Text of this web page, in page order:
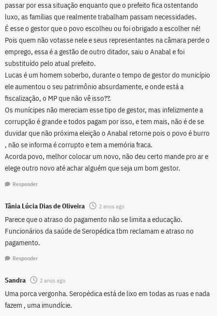
passar por essa situação enquanto que o prefeito fica ostentando
luxo, as famílias que realmente trabalham passam necessidades.
É esse o gestor que o povo escolheu ou foi obrigado a escolher né!
Pois quem não votasse nele e seus representantes na câmara perde o
emprego, essa é a gestão de outro ditador, saiu o Anabal e foi
substituído pelo atual prefeito.
Lucas é um homem soberbo, durante o tempo de gestor do município
ele aumentou o seu patrimônio absurdamente, e onde está a
fiscalização, o MP que não vê isso??.
Os munícipes não mereciam esse tipo de gestor, mas infelizmente a
corrupção é grande e todos pagam por isso, e tem mais, não é de se
duvidar que não próxima eleição o Anabal retorne pois o povo é burro
, não se informa é corrupto e tem a memória fraca.
Acorda povo, melhor colocar um novo, não deu certo mande pro ar e
elege outro novo até achar alguém que seja um bom gestor.
Responder
Tânia Lúcia Dias de Oliveira 2 anos ago
Parece que o atraso do pagamento não se limita a educação.
Funcionários da saúde de Seropédica tbm reclamam e atraso no
pagamento.
Responder
Sandra 2 anos ago
Uma porca vergonha. Seropédica está de lixo em todas as ruas e nada
fazem , uma imundície.